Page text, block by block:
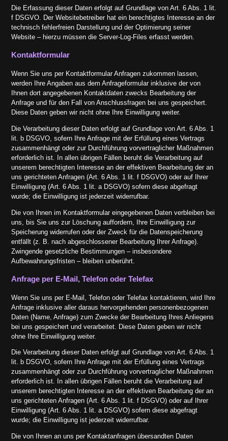
Die Erfassung dieser Daten erfolgt auf Grundlage von Art. 6 Abs. 1 lit.
f DSGVO. Der Websitebetreiber hat ein berechtigtes Interesse an der
technisch fehlerfreien Darstellung und der Optimierung seiner
Website – hierzu müssen die Server-Log-Files erfasst werden.
Kontaktformular
Wenn Sie uns per Kontaktformular Anfragen zukommen lassen,
werden Ihre Angaben aus dem Anfrageformular inklusive der von
Ihnen dort angegebenen Kontaktdaten zwecks Bearbeitung der
Anfrage und für den Fall von Anschlussfragen bei uns gespeichert.
Diese Daten geben wir nicht ohne Ihre Einwilligung weiter.
Die Verarbeitung dieser Daten erfolgt auf Grundlage von Art. 6 Abs. 1
lit. b DSGVO, sofern Ihre Anfrage mit der Erfüllung eines Vertrags
zusammenhängt oder zur Durchführung vorvertraglicher Maßnahmen
erforderlich ist. In allen übrigen Fällen beruht die Verarbeitung auf
unserem berechtigten Interesse an der effektiven Bearbeitung der an
uns gerichteten Anfragen (Art. 6 Abs. 1 lit. f DSGVO) oder auf Ihrer
Einwilligung (Art. 6 Abs. 1 lit. a DSGVO) sofern diese abgefragt
wurde; die Einwilligung ist jederzeit widerrufbar.
Die von Ihnen im Kontaktformular eingegebenen Daten verbleiben bei
uns, bis Sie uns zur Löschung auffordern, Ihre Einwilligung zur
Speicherung widerrufen oder der Zweck für die Datenspeicherung
entfällt (z. B. nach abgeschlossener Bearbeitung Ihrer Anfrage).
Zwingende gesetzliche Bestimmungen – insbesondere
Aufbewahrungsfristen – bleiben unberührt.
Anfrage per E-Mail, Telefon oder Telefax
Wenn Sie uns per E-Mail, Telefon oder Telefax kontaktieren, wird Ihre
Anfrage inklusive aller daraus hervorgehenden personenbezogenen
Daten (Name, Anfrage) zum Zwecke der Bearbeitung Ihres Anliegens
bei uns gespeichert und verarbeitet. Diese Daten geben wir nicht
ohne Ihre Einwilligung weiter.
Die Verarbeitung dieser Daten erfolgt auf Grundlage von Art. 6 Abs. 1
lit. b DSGVO, sofern Ihre Anfrage mit der Erfüllung eines Vertrags
zusammenhängt oder zur Durchführung vorvertraglicher Maßnahmen
erforderlich ist. In allen übrigen Fällen beruht die Verarbeitung auf
unserem berechtigten Interesse an der effektiven Bearbeitung der an
uns gerichteten Anfragen (Art. 6 Abs. 1 lit. f DSGVO) oder auf Ihrer
Einwilligung (Art. 6 Abs. 1 lit. a DSGVO) sofern diese abgefragt
wurde; die Einwilligung ist jederzeit widerrufbar.
Die von Ihnen an uns per Kontaktanfragen übersandten Daten